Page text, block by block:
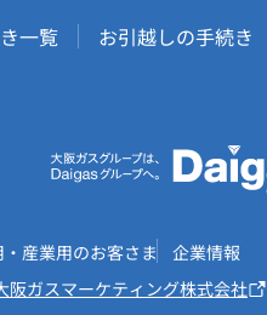
一覧 お引越しの手続き
・産業用のお客さま
企業情報
阪ガスマーケティング株式会社